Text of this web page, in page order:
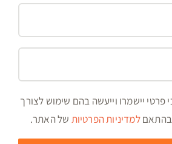
פרטי יישמרו וייעשה בהם שימוש לצורך
ובהתאםלמדיניות הפרטיות של האתר.